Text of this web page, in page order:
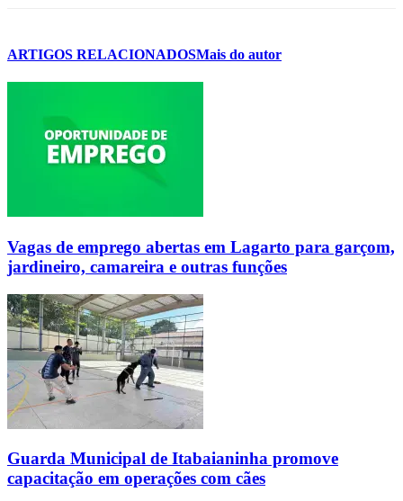
ARTIGOS RELACIONADOSMais do autor
Vagas de emprego abertas em Lagarto para garçom,
jardineiro, camareira e outras funções
Guarda Municipal de Itabaianinha promove
capacitação em operações com cães